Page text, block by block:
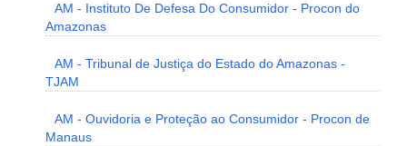
AM - Instituto De Defesa Do Consumidor - Procon do
Amazonas
AM - Tribunal de Justiça do Estado do Amazonas -
TJAM
AM - Ouvidoria e Proteção ao Consumidor - Procon de
Manaus